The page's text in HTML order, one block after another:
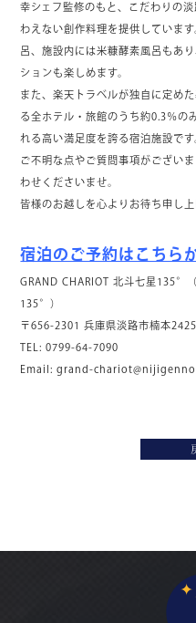
幸シェフ監修のもと、こだわりの
わえない創作料理を提供していま
呂、施設内には米糠酵素風呂もあ
ションも楽しめます。
また、楽天トラベルが独自に定め
る全ホテル・旅館のうち約0.3％の
れる高い満足度を誇る宿泊施設です
ご不明な点やご質問事項がござい
わせくださいませ。
皆様のお越しを心よりお待ち申し上
宿泊のご予約はこちら
GRAND CHARIOT 北斗七星135°
135°）
〒656-2301 兵庫県淡路市楠本
TEL: 0799-64-7090
Email:grand-